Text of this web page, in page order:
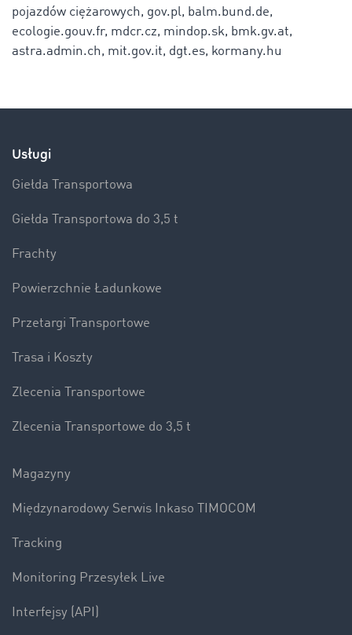
pojazdów ciężarowych, gov.pl, balm.bund.de,
ecologie.gouv.fr, mdcr.cz, mindop.sk, bmk.gv.at,
astra.admin.ch, mit.gov.it, dgt.es, kormany.hu
Usługi
Giełda Transportowa
Giełda Transportowa do 3,5 t
Frachty
Powierzchnie Ładunkowe
Przetargi Transportowe
Trasa i Koszty
Zlecenia Transportowe
Zlecenia Transportowe do 3,5 t
Magazyny
Międzynarodowy Serwis Inkaso TIMOCOM
Tracking
Monitoring Przesyłek Live
Interfejsy (API)